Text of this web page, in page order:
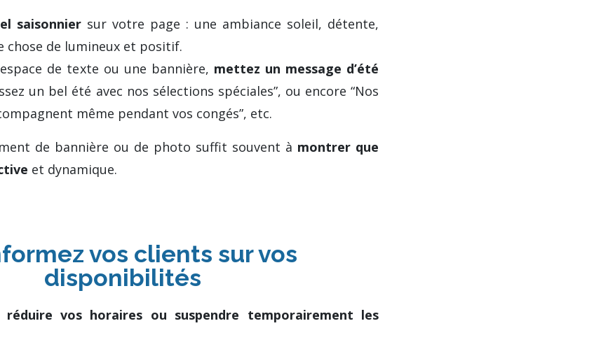
saisonnier sur votre page : une ambiance soleil, détente,
chose de lumineux et positif.
de texte ou une bannière, mettez un message d’été
un bel été avec nos sélections spéciales”, ou encore “Nos
même pendant vos congés”, etc.
de bannière ou de photo suffit souvent à montrer que
et dynamique.
vos clients sur vos
disponibilités
réduire vos horaires ou suspendre temporairement les